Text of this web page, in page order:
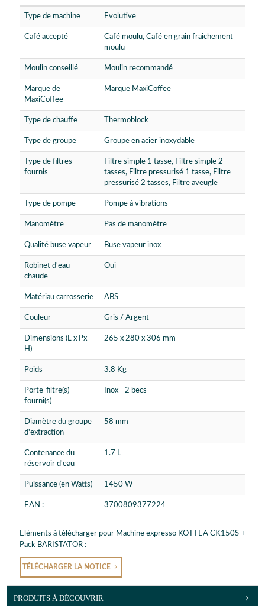
Type de machine Evolutive
Café accepté
Café moulu, Café en grain fraîchement
moulu
Moulin conseillé Moulin recommandé
Marque de
MaxiCoffee
Marque MaxiCoffee
Type de chauffe Thermoblock
Type de groupe Groupe en acier inoxydable
Type de filtres
fournis
Filtre simple 1 tasse, Filtre simple 2
tasses, Filtre pressurisé 1 tasse, Filtre
pressurisé 2 tasses, Filtre aveugle
Type de pompe Pompe à vibrations
Manomètre Pas de manomètre
Qualité buse vapeur Buse vapeur inox
Robinet d'eau
chaude
Oui
Matériau carrosserie ABS
Couleur Gris / Argent
Dimensions (L x Px
H)
265 x 280 x 306 mm
Poids 3.8 Kg
Porte-filtre(s)
fourni(s)
Inox - 2 becs
Diamètre du groupe
d'extraction
58 mm
Contenance du
réservoir d'eau
1.7 L
Puissance (en Watts) 1450 W
EAN : 3700809377224
Eléments à télécharger pour Machine expresso KOTTEA CK150S +
Pack BARISTATOR :
TÉLÉCHARGER LA NOTICE
PRODUITS À DÉCOUVRIR